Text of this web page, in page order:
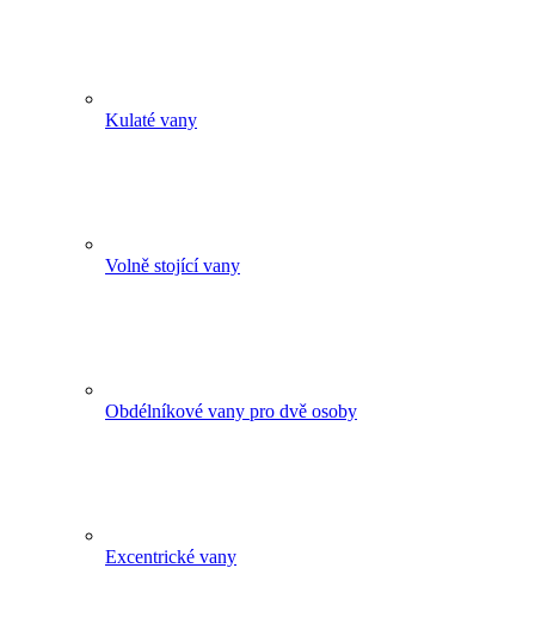
Kulaté vany
Volně stojící vany
Obdélníkové vany pro dvě osoby
Excentrické vany